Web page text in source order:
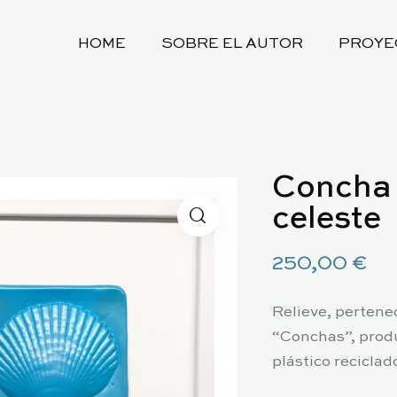
HOME SOBRE EL AUTOR
celeste
250,00 €
Relieve,
“Conchas”,
plástico